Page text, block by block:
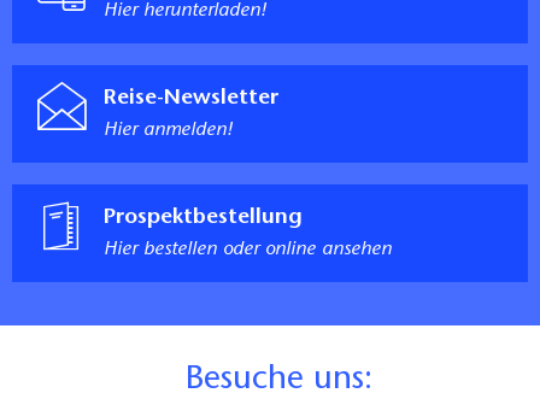
Hier herunterladen!
Reise-Newsletter
Hier anmelden!
Prospektbestellung
Hier bestellen oder online ansehen
Besuche uns: